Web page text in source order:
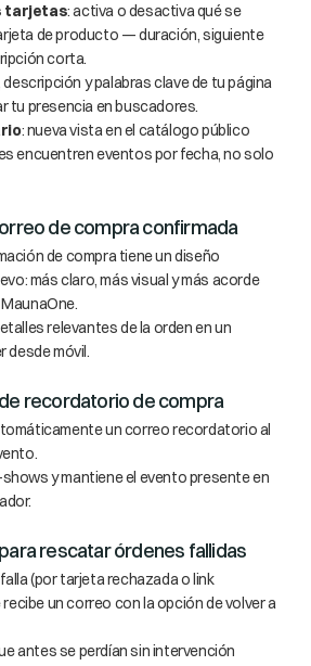
tarjetas: activa o desactiva qué se
de producto — duración, siguiente
corta.
y palabras clave de tu página
tu presencia en buscadores.
: nueva vista en el catálogo público
encuentren eventos por fecha, no solo
de compra confirmada
de compra tiene un diseño
más claro, más visual y más acorde
relevantes de la orden en un
desde móvil.
recordatorio de compra
un correo recordatorio al
y mantiene el evento presente en
rescatar órdenes fallidas
(por tarjeta rechazada o link
un correo con la opción de volver a
antes se perdían sin intervención